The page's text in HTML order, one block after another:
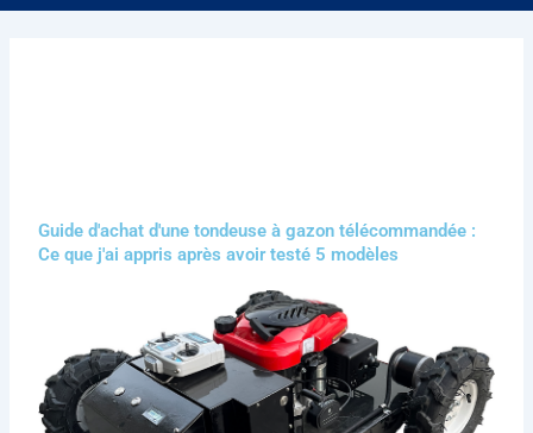
Guide d'achat d'une tondeuse à gazon télécommandée :
Ce que j'ai appris après avoir testé 5 modèles
Italian